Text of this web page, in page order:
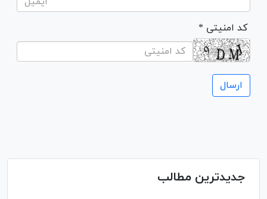
* کد امنیتی
جدیدترین مطالب